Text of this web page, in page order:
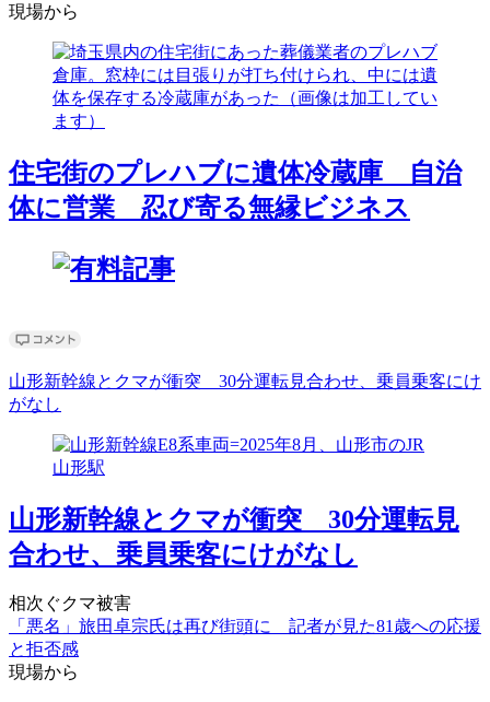
現場から
住宅街のプレハブに遺体冷蔵庫 自治
体に営業 忍び寄る無縁ビジネス
山形新幹線とクマが衝突 30分運転見合わせ、乗員乗客にけ
がなし
山形新幹線とクマが衝突 30分運転見
合わせ、乗員乗客にけがなし
相次ぐクマ被害
「悪名」旅田卓宗氏は再び街頭に 記者が見た81歳への応援
と拒否感
現場から